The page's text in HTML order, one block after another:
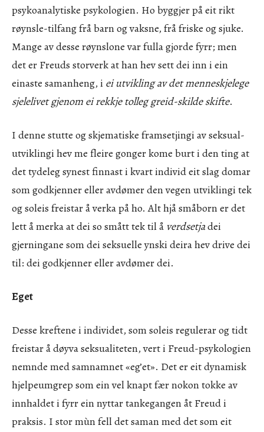
psykoanalytiske psykologien. Ho byggjer på eit rikt
røynsle-tilfang frå barn og vaksne, frå friske og sjuke.
Mange av desse røynslone var fulla gjorde fyrr; men
det er Freuds storverk at han hev sett dei inn i ein
einaste samanheng, i ei utvikling av det menneskjelege
sjelelivet gjenom ei rekkje tolleg greid-skilde skifte.
I denne stutte og skjematiske framsetjingi av seksual-
utviklingi hev me fleire gonger kome burt i den ting at
det tydeleg synest finnast i kvart individ eit slag domar
som godkjenner eller avdømer den vegen utviklingi tek
og soleis freistar å verka på ho. Alt hjå småborn er det
lett å merka at dei so smått tek til å verdsetjadei
gjerningane som dei seksuelle ynski deira hev drive dei
til: dei godkjenner eller avdømer dei.
Eget
Desse kreftene i individet, som soleis regulerar og tidt
freistar å døyva seksualiteten, vert i Freud-psykologien
nemnde med samnamnet «eg’et». Det er eit dynamisk
hjelpeumgrep som ein vel knapt fær nokon tokke av
innhaldet i fyrr ein nyttar tankegangen åt Freud i
praksis. I stor mùn fell det saman med det som eit